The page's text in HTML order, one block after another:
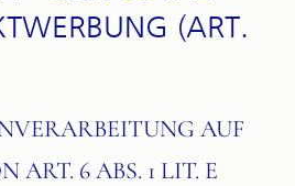
(ART.
AUF
ART. 6 ABS. 1 LIT. E